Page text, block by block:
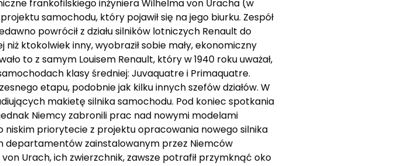
frankofilskiego inżyniera Wilhelma von Uracha (w
samochodu, który pojawił się na jego biurku. Zespół
powrócił z działu silników lotniczych Renault do
ktokolwiek inny, wyobraził sobie mały, ekonomiczny
to z samym Louisem Renault, który w 1940 roku uważał,
klasy średniej: Juvaquatre i Primaquatre.
etapu, podobnie jak kilku innych szefów działów. W
makietę silnika samochodu. Pod koniec spotkania
Niemcy zabronili prac nad nowymi modelami
niskim priorytecie z projektu opracowania nowego silnika
departamentów zainstalowanym przez Niemców
Urach, ich zwierzchnik, zawsze potrafił przymknąć oko